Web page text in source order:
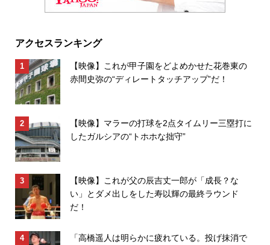
アクセスランキング
【映像】これが甲子園をどよめかせた花巻東の
赤間史弥の“ディレートタッチアップ”だ！
【映像】マラーの打球を2点タイムリー三塁打に
したガルシアの“トホホな拙守”
【映像】これが父の辰吉丈一郎が「成長？な
い」とダメ出しをした寿以輝の最終ラウンド
だ！
「高橋遥人は明らかに疲れている。投げ抹消で